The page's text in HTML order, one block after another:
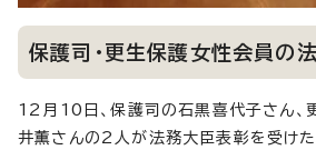
保護司・更生保護女性会員の
12月10日、保護司の石黒喜代子さん、
井薫さんの2人が法務大臣表彰を受け